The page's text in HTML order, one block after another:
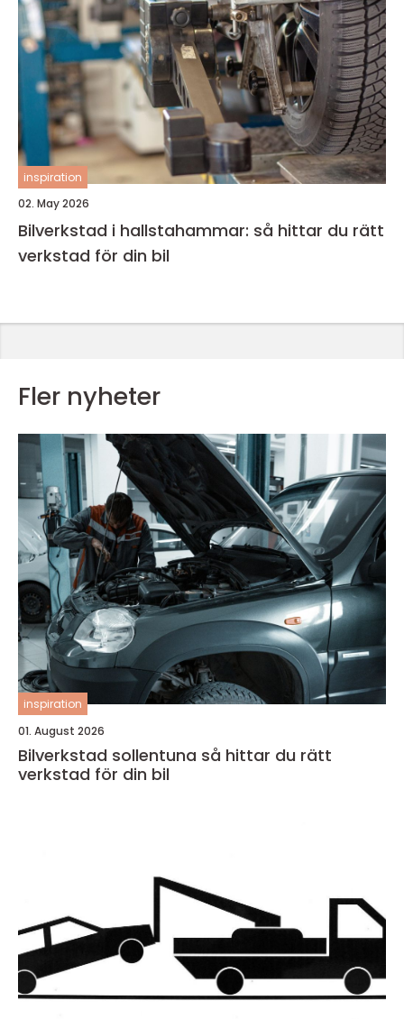
inspiration
02. May 2026
Bilverkstad i hallstahammar: så hittar du rätt
verkstad för din bil
Fler nyheter
inspiration
01. August 2026
Bilverkstad sollentuna så hittar du rätt
verkstad för din bil